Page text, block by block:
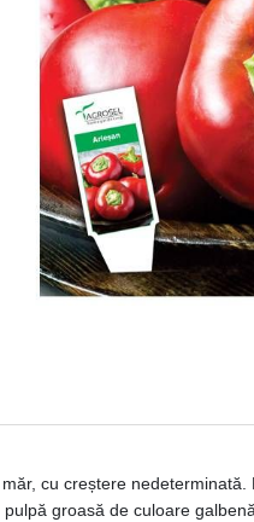
cu creștere
groasă de culoare